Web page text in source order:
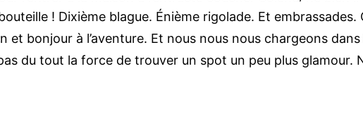
! Dixième blague. Énième rigolade. Et
bonjour à l’aventure. Et nous nous nous chargeons
du tout la force de trouver un spot un peu plus